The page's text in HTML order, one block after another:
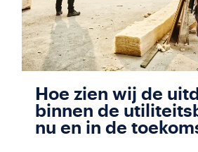
Hoe zien wij de
binnen de
nu en in de